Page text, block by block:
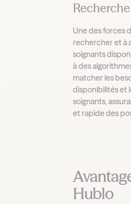
Une des forces
rechercher et à
soignants
à des
matcher les
disponibilités et
soignants,
et rapide des
Hublo